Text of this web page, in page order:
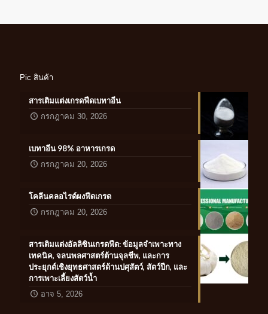
Pic สินค้า
สารเติมแต่งเกรดฟีดเบทาอีน
กรกฎาคม 30, 2026
เบทาอีน 98% อาหารเกรด
กรกฎาคม 20, 2026
โคลีนคลอไรด์ผงฟีดเกรด
กรกฎาคม 20, 2026
สารเติมแต่งอัลลิซินเกรดฟีด: ข้อมูลจำเพาะทาง
เทคนิค, จลนพลศาสตร์ต้านจุลชีพ, และการ
ประยุกต์เชิงยุทธศาสตร์ด้านปศุสัตว์, สัตว์ปีก, และ
การเพาะเลี้ยงสัตว์น้ำ
อาจ 5, 2026